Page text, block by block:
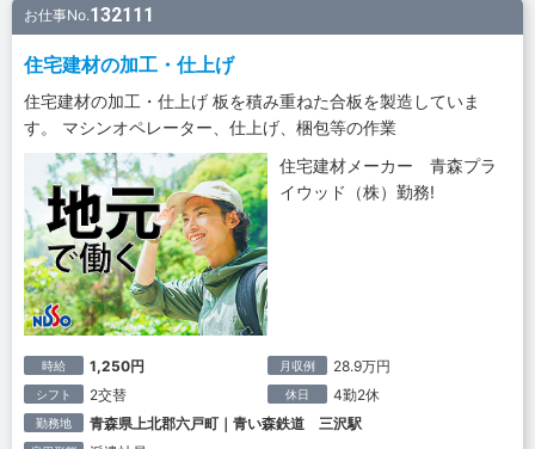
お仕事No.132111
住宅建材の加工・仕上げ
住宅建材の加工・仕上げ 板を積み重ねた合板を製造していま
す。 マシンオペレーター、仕上げ、梱包等の作業
住宅建材メーカー 青森プラ
イウッド（株）勤務!
時給 1,250円 月収例 28.9万円
シフト 2交替 休日 4勤2休
勤務地 青森県上北郡六戸町｜青い森鉄道 三沢駅